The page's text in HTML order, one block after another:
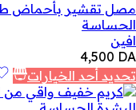
مصل تقشير بأحماض
الحساسة
افين
4,500 DA
تحديد أحد الخيارات